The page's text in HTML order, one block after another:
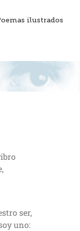
ilustrados
ser,
uno: